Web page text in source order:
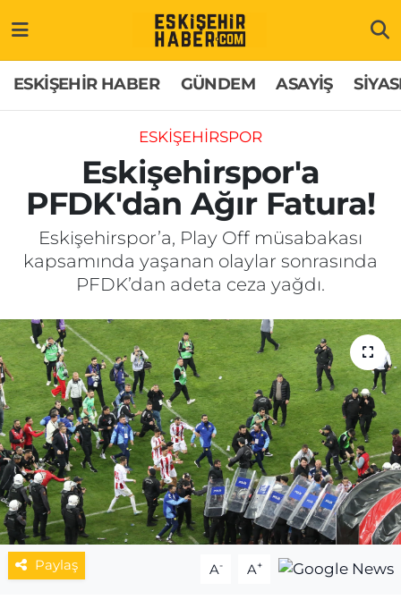
ESKİŞEHİR HABER GÜNDEM ASAYİŞ
ESKİŞEHİRSPOR
Eskişehirspor'a
PFDK'dan Ağır Fatura!
Eskişehirspor’a, Play Off müsabakası
kapsamında yaşanan olaylar sonrasında
PFDK’dan adeta ceza yağdı.
Paylaş A- A+
GÜNDEM
ASAYİŞ
SİYASET
EKONOMİ
SAĞLIK
EĞİTİM
SPOR
MAGAZİN
ESKİŞEHİRSPOR
Hakkımızda
İletişim
Künye
Odunpazarı Trafik Yoğunluk Haritası
Süper Lig Puan Durumu ve Fikstür
Tüm Manşetler
Son Dakika Haberleri
Haber Arşivi